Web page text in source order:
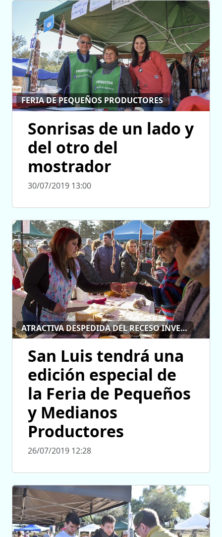
FERIA DE PEQUEÑOS PRODUCTORES
Sonrisas de un lado y
del otro del
mostrador
30/07/2019 13:00
ATRACTIVA DESPEDIDA DEL RECESO INVERNAL
San Luis tendrá una
edición especial de
la Feria de Pequeños
y Medianos
Productores
26/07/2019 12:28